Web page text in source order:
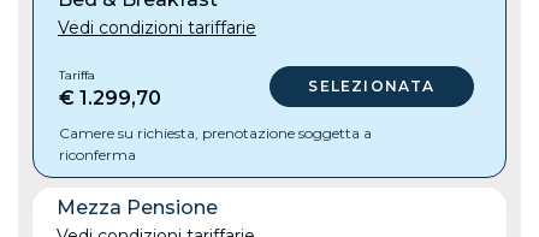
Vedi condizioni tariffarie
Tariffa
€ 1.299,70
Camere su richiesta, prenotazione soggetta a
riconferma
Mezza Pensione